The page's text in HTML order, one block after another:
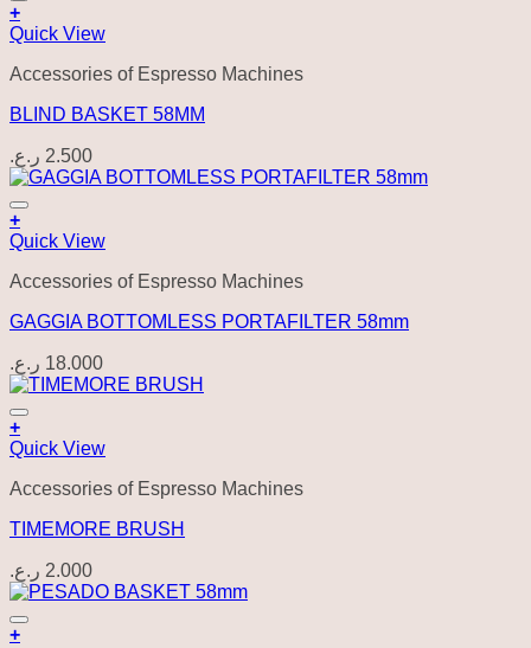
+
Quick View
Accessories of Espresso Machines
BLIND BASKET 58MM
2.500 ر.ع.
+
Quick View
Accessories of Espresso Machines
GAGGIA BOTTOMLESS PORTAFILTER 58mm
18.000 ر.ع.
+
Quick View
Accessories of Espresso Machines
TIMEMORE BRUSH
2.000 ر.ع.
+